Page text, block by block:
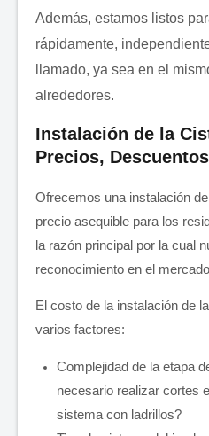
Además, estamos listos
rápidamente,
llamado, ya sea en el
alrededores.
Instalación de la
Precios,
Ofrecemos una instalación
precio asequible para los
la razón principal por la cual
reconocimiento en el
El costo de la instalación de
varios factores:
Complejidad de la etapa
necesario realizar cortes
sistema con ladrillos?